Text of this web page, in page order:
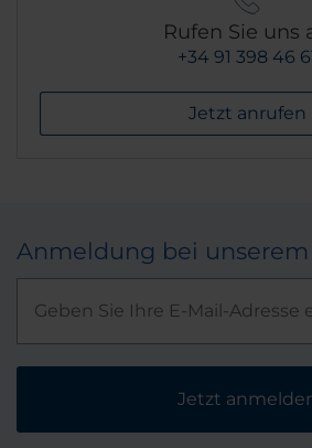
Rufen Sie uns
+34 91 398 46
Jetzt anrufen
Anmeldung bei
Jetzt